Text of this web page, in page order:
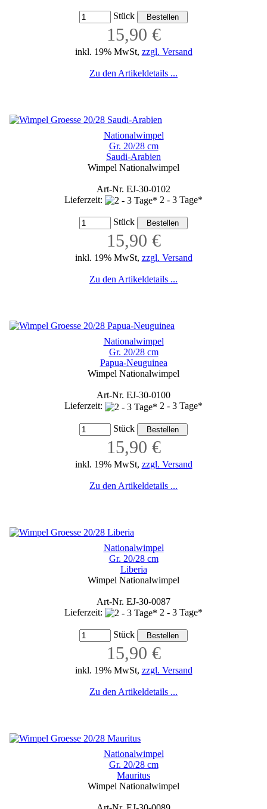
Stück
15,90 €
inkl. 19% MwSt, zzgl. Versand
Zu den Artikeldetails ...
Nationalwimpel
Gr. 20/28 cm
Saudi-Arabien
Wimpel Nationalwimpel
Art-Nr. EJ-30-0102
Lieferzeit:
2 - 3 Tage*
Stück
15,90 €
inkl. 19% MwSt, zzgl. Versand
Zu den Artikeldetails ...
Nationalwimpel
Gr. 20/28 cm
Papua-Neuguinea
Wimpel Nationalwimpel
Art-Nr. EJ-30-0100
Lieferzeit:
2 - 3 Tage*
Stück
15,90 €
inkl. 19% MwSt, zzgl. Versand
Zu den Artikeldetails ...
Nationalwimpel
Gr. 20/28 cm
Liberia
Wimpel Nationalwimpel
Art-Nr. EJ-30-0087
Lieferzeit:
2 - 3 Tage*
Stück
15,90 €
inkl. 19% MwSt, zzgl. Versand
Zu den Artikeldetails ...
Nationalwimpel
Gr. 20/28 cm
Mauritus
Wimpel Nationalwimpel